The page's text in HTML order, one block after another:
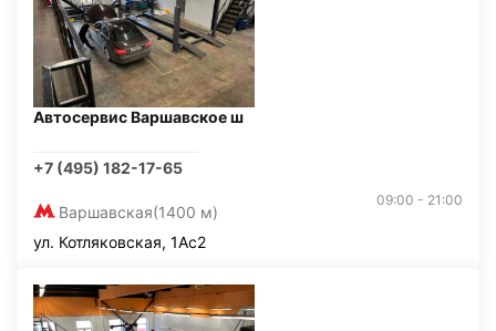
Автосервис Варшавское ш
+7 (495) 182-17-65
Варшавская(1400 м)
09:00 - 21:00
ул. Котляковская, 1Ас2